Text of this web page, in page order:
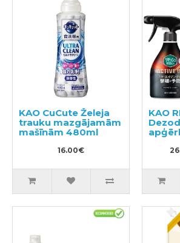
KAO CuCute Želeja
trauku mazgājamām
mašīnām 480ml
16.00€
KAO
300ml